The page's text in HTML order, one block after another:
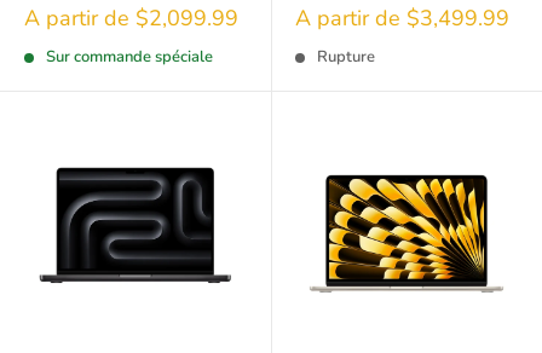
Prix
réduit
A partir de $2,099.99
Sur commande spéciale
Prix
réduit
A partir de $3,499.99
Rupture